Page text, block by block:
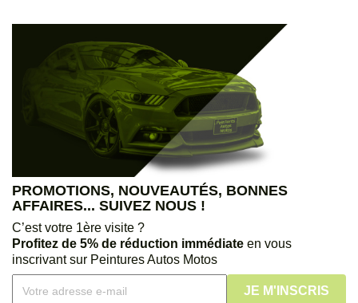
PROMOTIONS, NOUVEAUTÉS, BONNES
AFFAIRES... SUIVEZ NOUS !
C’est votre 1ère visite ?
Profitez de 5% de réduction immédiate en vous
inscrivant sur Peintures Autos Motos